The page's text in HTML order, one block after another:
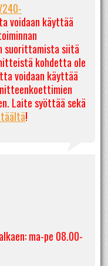
voidaan käyttää
suorittamista siitä
kohdetta ole
voidaan käyttää
Laite syöttää sekä
!
ma-pe 08.00-